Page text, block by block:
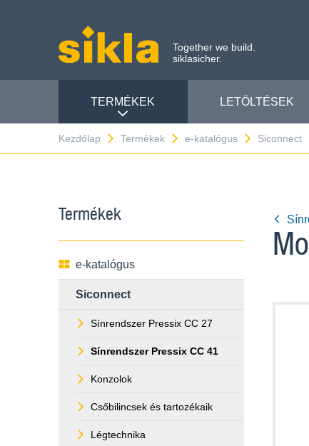
Together we build.
siklasicher.
TERMÉKEK LETÖLTÉSEK
Kezdőlap Termékek e-katalógus Siconnect
Termékek
e-katalógus
Siconnect
Sínrendszer Pressix CC 27
Sínrendszer Pressix CC 41
Konzolok
Csőbilincsek és tartozékaik
Légtechnika